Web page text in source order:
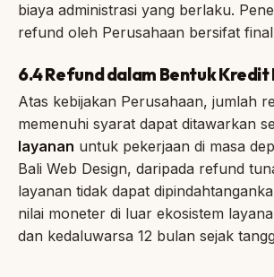
biaya administrasi yang berlaku.
refund oleh Perusahaan bersifat
6.4 Refund dalam Bentuk Kredit
Atas kebijakan Perusahaan, jumlah
memenuhi syarat dapat ditawarkan
layanan untuk pekerjaan di masa
Bali Web Design, daripada refund
layanan tidak dapat
nilai moneter di luar ekosistem
dan kedaluwarsa 12 bulan sejak